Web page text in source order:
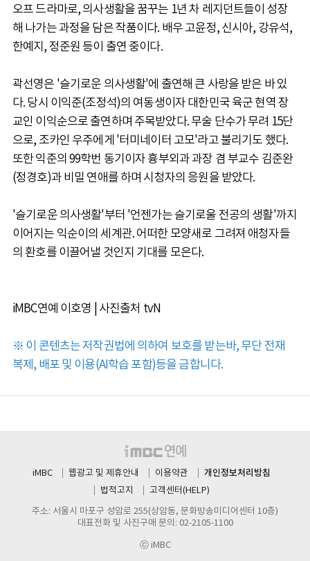
오프 드라마로, 의사생활을 꿈꾸는 1년 차 레지던트들이 성장
해 나가는 과정을 담은 작품이다. 배우 고윤정, 신시아, 강유석,
한예지, 정준원 등이 출연 중이다.
곽선영은 '슬기로운 의사생활'에 출연해 큰 사랑을 받은 바 있
다. 당시 이익준(조정석)의 여동생이자 대한민국 육군 현역 장
교인 이익순으로 출연하며 주목받았다. 무술 단수가 무려 15단
으로, 조카인 우주에게 '터미네이터 고모'라고 불리기도 했다.
또한 익준의 99학번 동기이자 흉부외과 과장 겸 부교수 김준완
(정경호)과 비밀 연애를 하며 시청자의 응원을 받았다.
'슬기로운 의사생활'부터 '언젠가는 슬기로울 전공의 생활'까지
이어지는 익순이의 세계관. 어떠한 모양새로 그려져 애청자들
의 환호를 이끌어낼 것인지 기대를 모은다.
iMBC연예 이호영 | 사진출처 tvN
※ 이 콘텐츠는 저작권법에 의하여 보호를 받는바, 무단 전재
복제, 배포 및 이용(AI학습 포함)등을 금합니다.
iMBC 웹광고 및 제휴안내 이용약관 개인정보처리방침
법적고지
고객센터(HELP)
주소: 서울시 마포구 성암로 255(상암동, 문화방송미디어센터 10층)
대표전화 및 사진구매 문의: 02-2105-1100
ⓒ iMBC